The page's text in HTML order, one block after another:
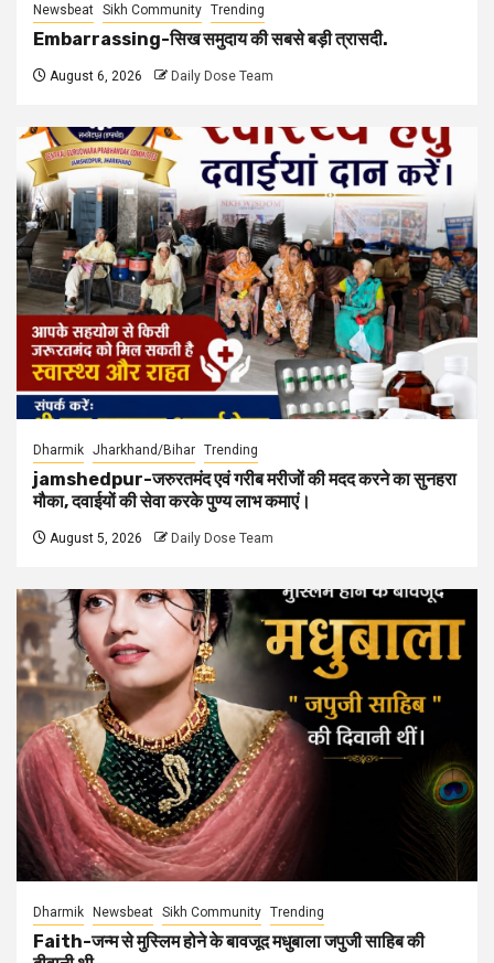
Newsbeat Sikh Community Trending
Embarrassing-सिख समुदाय की सबसे बड़ी त्रासदी.
August 6, 2026 Daily Dose Team
Dharmik Jharkhand/Bihar Trending
jamshedpur-जरुरतमंद एवं गरीब मरीजों की मदद करने का सुनहरा
मौका, दवाईयों की सेवा करके पुण्य लाभ कमाएं।
August 5, 2026 Daily Dose Team
Dharmik Newsbeat Sikh Community Trending
Faith-जन्म से मुस्लिम होने के बावजूद मधुबाला जपुजी साहिब की